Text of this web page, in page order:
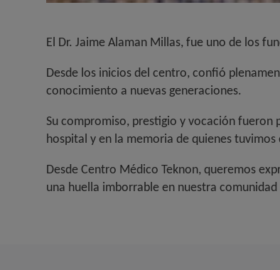
El Dr. Jaime Alaman Millas, fue uno de los
Desde los inicios del centro, confió
conocimiento a nuevas generaciones.
Su compromiso, prestigio y vocación fueron
hospital y en la memoria de quienes
Desde Centro Médico Teknon, queremos
una huella imborrable en nuestra